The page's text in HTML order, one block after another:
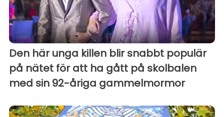
Den här unga killen blir snabbt populär
på nätet för att ha gått på skolbalen
med sin 92-åriga gammelmormor